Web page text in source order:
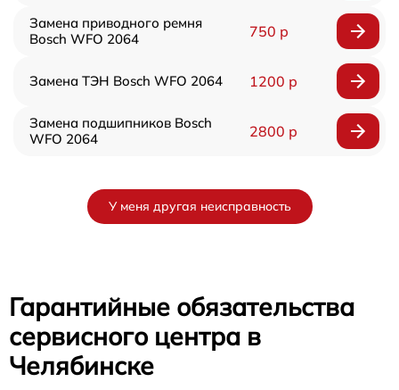
Замена приводного ремня
Bosch WFO 2064
750 р
Замена ТЭН Bosch WFO 2064 1200 р
Замена подшипников Bosch
WFO 2064
2800 р
У меня другая неисправность
Гарантийные обязательства
сервисного центра в
Челябинске